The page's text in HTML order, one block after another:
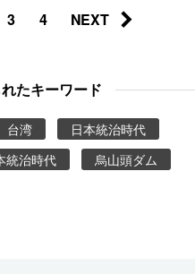
3 4 NEXT
たキーワード
台湾
日本統治時代
統治時代 烏山頭ダム